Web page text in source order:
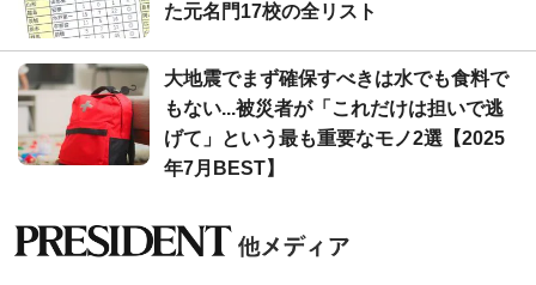
た元名門17校の全リスト
大地震でまず確保すべきは水でも食料で
もない...被災者が「これだけは担いで逃
げて」という最も重要なモノ2選【2025
年7月BEST】